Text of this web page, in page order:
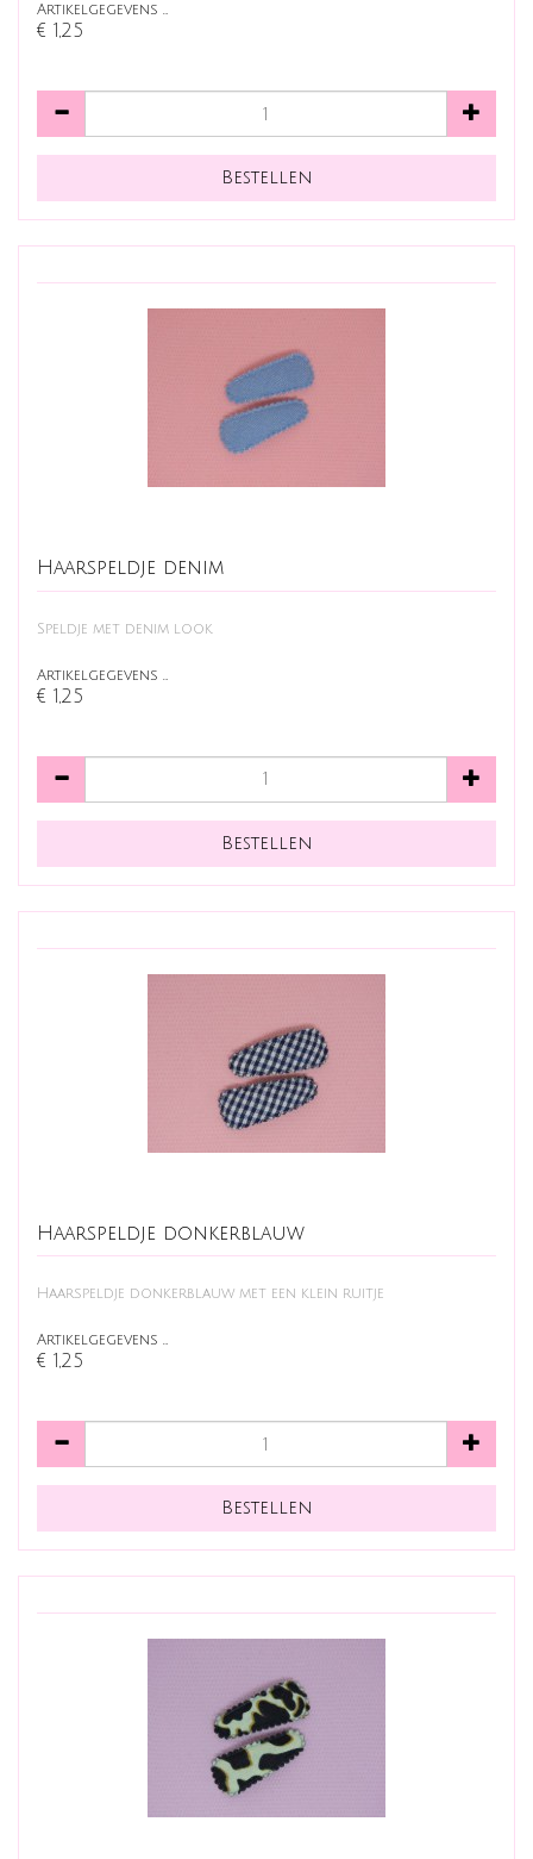
Artikelgegevens …
€ 1,25
Haarspeldje denim
Speldje met denim look
Artikelgegevens …
€ 1,25
Haarspeldje donkerblauw
Haarspeldje donkerblauw met een klein ruitje
Artikelgegevens …
€ 1,25